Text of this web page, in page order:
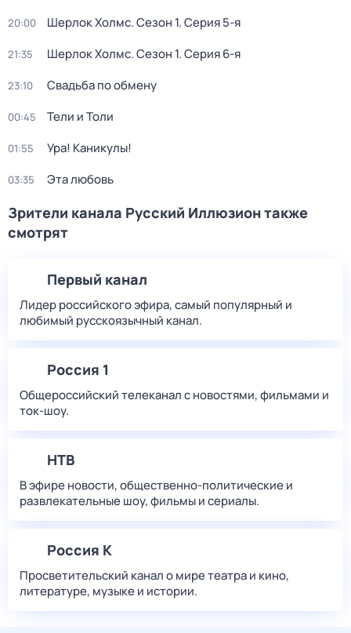
20:00 Шерлок Холмс. Сезон 1. Серия 5-я
21:35 Шерлок Холмс. Сезон 1. Серия 6-я
23:10 Свадьба по обмену
00:45 Тели и Толи
01:55 Ура! Каникулы!
03:35 Эта любовь
Зрители канала Русский Иллюзион также
смотрят
Первый канал
Лидер российского эфира, самый популярный и
любимый русскоязычный канал.
Россия 1
Общероссийский телеканал с новостями, фильмами и
ток-шоу.
НТВ
В эфире новости, общественно-политические и
развлекательные шоу, фильмы и сериалы.
Россия К
Просветительский канал о мире театра и кино,
литературе, музыке и истории.